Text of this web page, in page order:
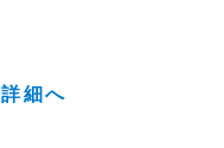
細へ